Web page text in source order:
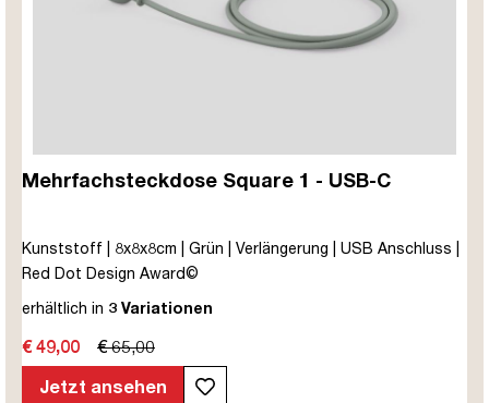
Mehrfachsteckdose Square 1 - USB-C
Kunststoff | 8x8x8cm | Grün | Verlängerung | USB Anschluss |
Red Dot Design Award©
erhältlich in 3 Variationen
€ 49,00
€ 65,00
Jetzt ansehen